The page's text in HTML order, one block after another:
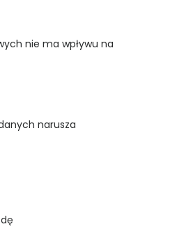
nie ma wpływu na
narusza